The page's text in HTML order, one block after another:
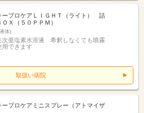
ープロケアＬＩＧＨＴ（ライト） 詰
Ｘ（５０ＰＰＭ）
体)
次亜塩素水溶液 希釈しなくても噴霧
用できます
取扱い病院
ープロケアミニスプレー（アトマイザ